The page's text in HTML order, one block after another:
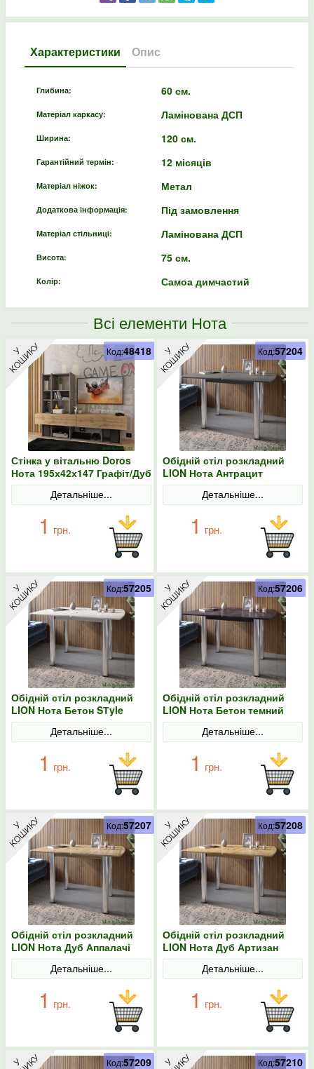
Характеристики Опис
Глибина: 60 см.
Матеріал каркасу: Ламінована ДСП
Ширина: 120 см.
Гарантійний термін: 12 місяців
Матеріал ніжок: Метал
Додаткова інформація: Під замовлення
Матеріал стільниці: Ламінована ДСП
Висота: 75 см.
Колір: Самоа димчастий
Всі елементи Нота
Стінка у вітальню Doros
Нота 195х42х147 Графіт/Дуб
евок
Детальніше...
1 грн.
Код:48418
Обідній стіл розкладний
LION Нота Антрацит
60x90/90x120
Детальніше...
1 грн.
Код:57204
Обідній стіл розкладний
LION Нота Бетон SТyle
60x90/90x120
Детальніше...
1 грн.
Код:57205
Обідній стіл розкладний
LION Нота Бетон темний
60x90/90x120
Детальніше...
1 грн.
Код:57206
Обідній стіл розкладний
LION Нота Дуб Аппалачі
60x90/90x120
Детальніше...
1 грн.
Код:57207
Обідній стіл розкладний
LION Нота Дуб Артизан
60x90/90x120
Детальніше...
1 грн.
Код:57208
Код:57209 Код:57210